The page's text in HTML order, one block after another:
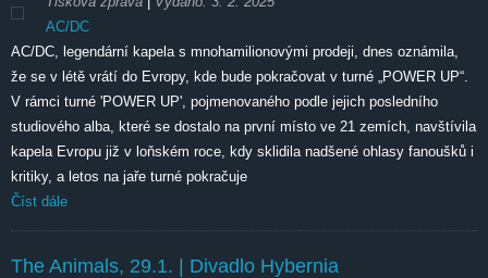
AC/DC
AC/DC, legendární kapela s mnohamilionovými prodeji, dnes oznámila,
že se v létě vrátí do Evropy, kde bude pokračovat v turné „POWER UP“.
V rámci turné 'POWER UP', pojmenovaného podle jejich posledního
studiového alba, které se dostalo na první místo ve 21 zemích, navštívila
kapela Evropu již v loňském roce, kdy sklidila nadšené ohlasy fanoušků i
kritiky, a letos na jaře turné pokračuje
Číst dále
The Animals, 29.1. | Divadlo Hybernia